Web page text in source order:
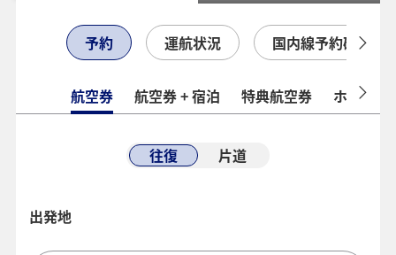
予約 運航状況 国内線予約確認
航空券 航空券 + 宿泊 特典航空券 ホテル
往復 片道
出発地